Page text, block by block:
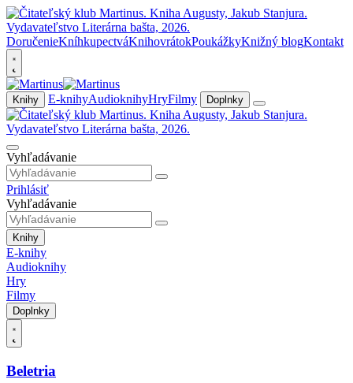
DoručenieKníhkupectváKnihovrátokPoukážkyKnižný blogKontakt
Knihy E-knihyAudioknihyHryFilmy Doplnky
Vyhľadávanie
Prihlásiť
Vyhľadávanie
Knihy
E-knihy
Audioknihy
Hry
Filmy
Doplnky
Beletria